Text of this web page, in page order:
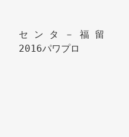
セ ン タ － 福 留
2016パワプロ